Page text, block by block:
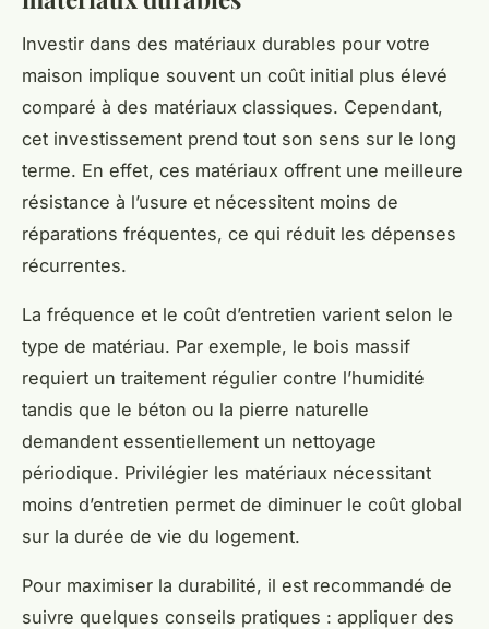
Investir dans des matériaux durables pour votre
maison implique souvent un coût initial plus élevé
comparé à des matériaux classiques. Cependant,
cet investissement prend tout son sens sur le long
terme. En effet, ces matériaux offrent une meilleure
résistance à l’usure et nécessitent moins de
réparations fréquentes, ce qui réduit les dépenses
récurrentes.
La fréquence et le coût d’entretien varient selon le
type de matériau. Par exemple, le bois massif
requiert un traitement régulier contre l’humidité
tandis que le béton ou la pierre naturelle
demandent essentiellement un nettoyage
périodique. Privilégier les matériaux nécessitant
moins d’entretien permet de diminuer le coût global
sur la durée de vie du logement.
Pour maximiser la durabilité, il est recommandé de
suivre quelques conseils pratiques : appliquer des